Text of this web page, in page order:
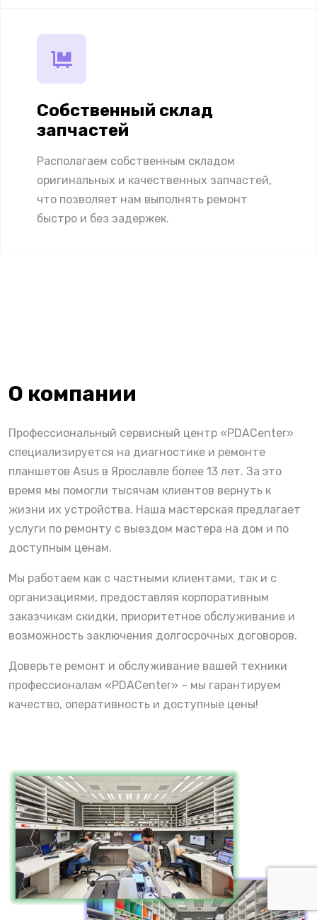
Собственный склад
запчастей
Располагаем собственным складом
оригинальных и качественных запчастей,
что позволяет нам выполнять ремонт
быстро и без задержек.
О компании
Профессиональный сервисный центр «PDACenter»
специализируется на диагностике и ремонте
планшетов Asus в Ярославле более 13 лет. За это
время мы помогли тысячам клиентов вернуть к
жизни их устройства. Наша мастерская предлагает
услуги по ремонту с выездом мастера на дом и по
доступным ценам.
Мы работаем как с частными клиентами, так и с
организациями, предоставляя корпоративным
заказчикам скидки, приоритетное обслуживание и
возможность заключения долгосрочных договоров.
Доверьте ремонт и обслуживание вашей техники
профессионалам «PDACenter» – мы гарантируем
качество, оперативность и доступные цены!